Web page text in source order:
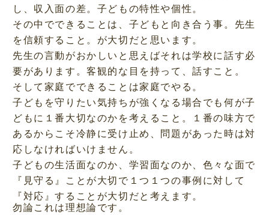
し、収入面の差。子どもの特性や個性。
その中でできることは、子どもと向き合う事。先生
を信頼すること。が大切だと思います。
先生の言動がおかしいと思えばそれは学校に話す必
要があります。客観的な目を持って、話すこと。
そして家庭でできることは家庭でやる。
子どもを守りたい気持ちが強くなる場合でも何が子
どもに１番大切なのかを考えること。１番の味方で
あるからこそ冷静に受け止め、問題があった時は対
応しなければいけません。
子どもの生活面なのか、学習面なのか、色々な面で
『見守る』ことが大切で１つ１つの事例に対して
『対応』することが大切だと考えます。
勿論これは理想論です。